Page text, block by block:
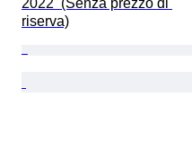
2022  (Senza prezzo di
riserva)